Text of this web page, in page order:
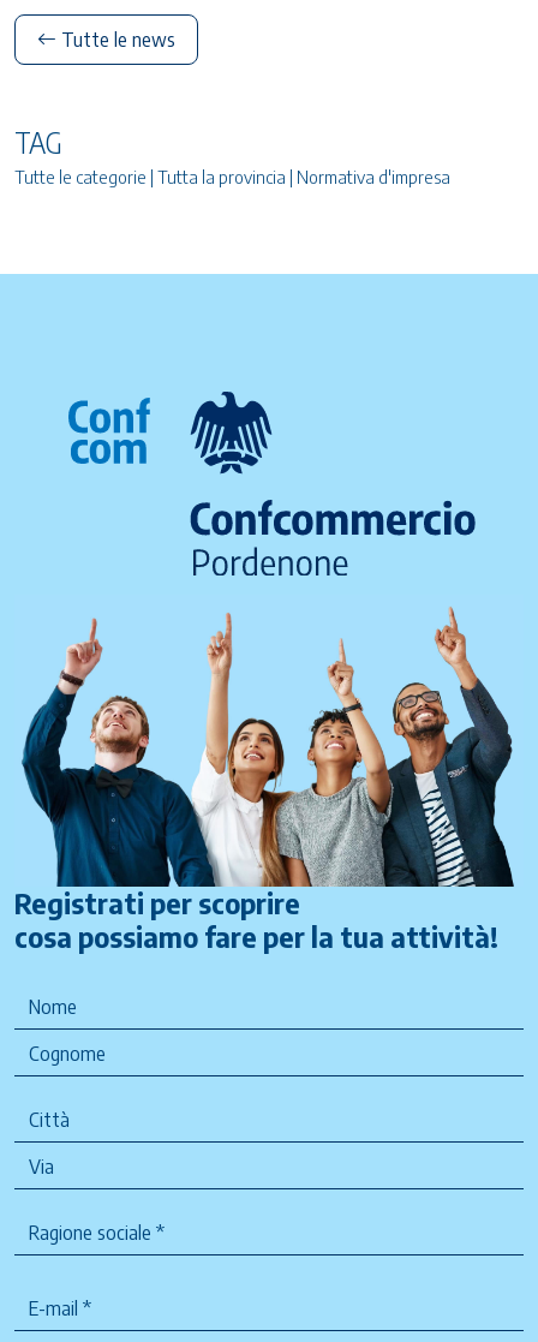
Tutte le news
TAG
Tutte le categorie | Tutta la provincia | Normativa d'impresa
Registrati per scoprire
cosa possiamo fare per la tua attività!